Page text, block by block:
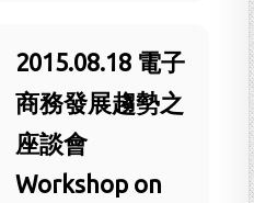
2015.08.18 電子
商務發展趨勢之
座談會
Workshop on